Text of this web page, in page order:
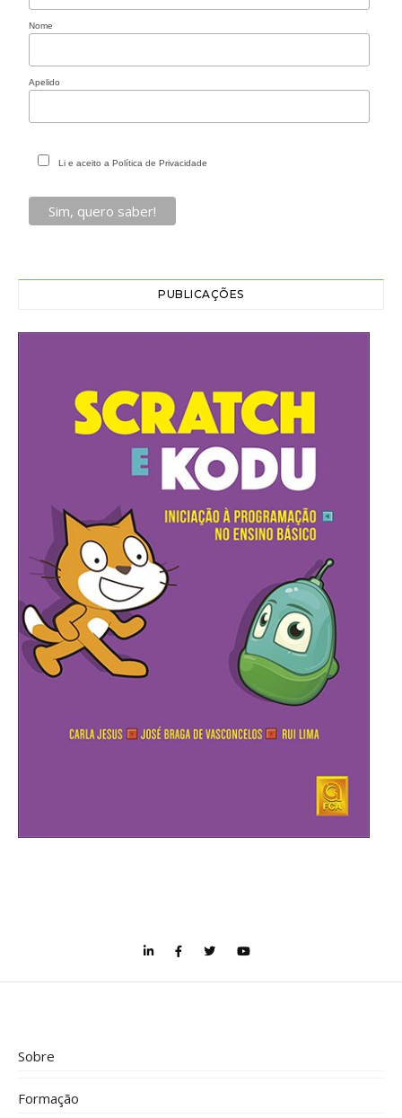
Nome
Apelido
Li e aceito a Política de Privacidade
PUBLICAÇÕES
Sobre
Formação